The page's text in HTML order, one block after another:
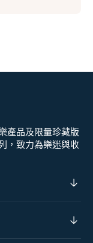
產品及限量珍藏版
，致力為樂迷與收